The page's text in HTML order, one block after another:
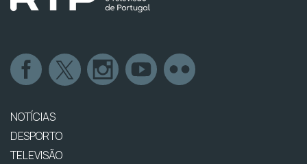
NOTÍCIAS
DESPORTO
TELEVISÃO